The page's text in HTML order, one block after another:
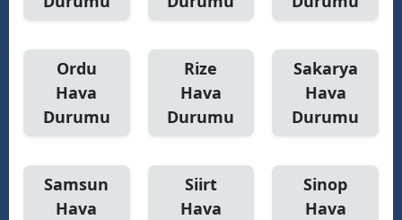
Ordu
Hava
Durumu
Rize
Hava
Durumu
Sakarya
Hava
Durumu
Samsun
Hava
Siirt
Hava
Sinop
Hava